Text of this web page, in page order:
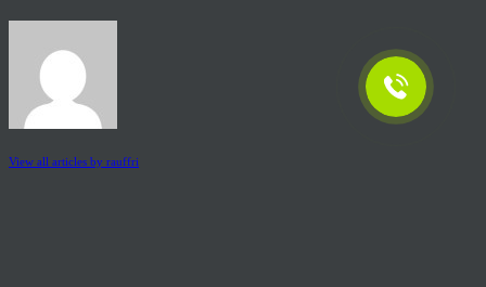
View all articles by rauffri